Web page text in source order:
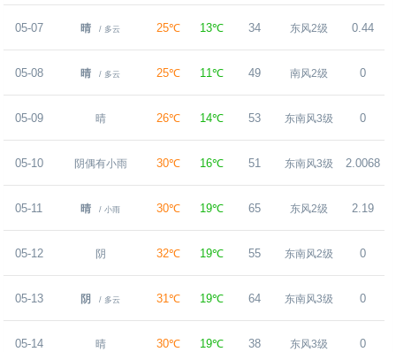
05-07 晴 / 多云 25℃ 13℃ 34 东风2级 0.44
05-08 晴 / 多云 25℃ 11℃ 49 南风2级 0
05-09 晴 26℃ 14℃ 53 东南风3级 0
05-10 阴偶有小雨 30℃ 16℃ 51 东南风3级 2.0068
05-11 晴 / 小雨 30℃ 19℃ 65 东风2级 2.19
05-12 阴 32℃ 19℃ 55 东南风2级 0
05-13 阴 / 多云 31℃ 19℃ 64 东南风3级 0
05-14 晴 30℃ 19℃ 38 东风3级 0